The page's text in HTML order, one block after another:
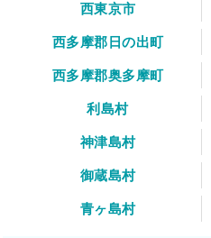
西東京市
西多摩郡日の出町
西多摩郡奥多摩町
利島村
神津島村
御蔵島村
青ヶ島村